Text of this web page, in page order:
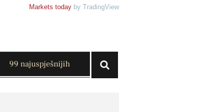
Markets today by TradingView
99 najuspješnijih